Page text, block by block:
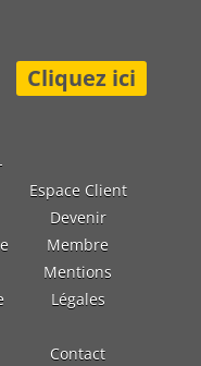
Cliquez ici
Espace Client
Devenir
Membre
Mentions
Légales
Contact